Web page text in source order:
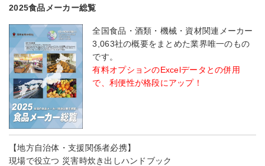
2025食品メーカー総覧
全国食品・酒類・機械・資材関連メーカー
3,063社の概要をまとめた業界唯一のもの
です。
有料オプションのExcelデータとの併用
で、利便性が格段にアップ！
【地方自治体・支援関係者必携】
現場で役立つ 災害時炊き出しハンドブック